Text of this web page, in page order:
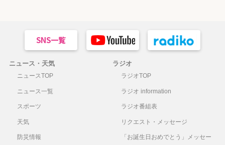
ニュース・天気
ニュースTOP
ニュース一覧
スポーツ
天気
防災情報
ラジオ
ラジオTOP
ラジオ information
ラジオ番組表
リクエスト・メッセージ
「お誕生日おめでとう」メッセー